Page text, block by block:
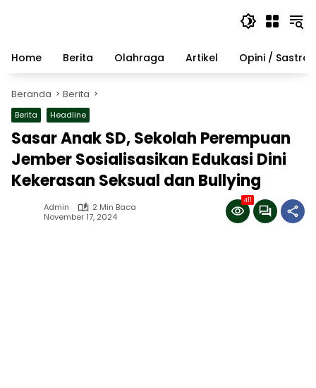
Home
Berita Olahraga Artikel Opini / Sastra
Beranda Berita
Berita Headline
Sasar Anak SD, Sekolah Perempuan
Jember Sosialisasikan Edukasi Dini
Kekerasan Seksual dan Bullying
Admin
2 Min Baca
November 17, 2024
411